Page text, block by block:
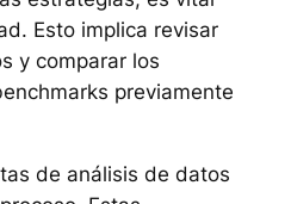
Esto implica revisar
y comparar los
previamente
de análisis de datos